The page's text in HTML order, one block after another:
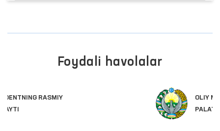
Foydali havolalar
OLIY MAJLIS QONUNCHILIK